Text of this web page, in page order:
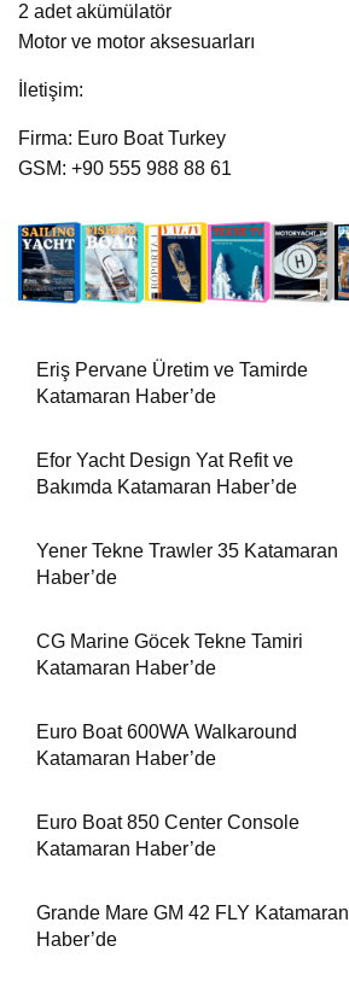
2 adet akümülatör
Motor ve motor aksesuarları
İletişim:
Firma: Euro Boat Turkey
GSM: +90 555 988 88 61
Eriş Pervane Üretim ve Tamirde
Katamaran Haber’de
Efor Yacht Design Yat Refit ve
Bakımda Katamaran Haber’de
Yener Tekne Trawler 35 Katamaran
Haber’de
CG Marine Göcek Tekne Tamiri
Katamaran Haber’de
Euro Boat 600WA Walkaround
Katamaran Haber’de
Euro Boat 850 Center Console
Katamaran Haber’de
Grande Mare GM 42 FLY Katamaran
Haber’de